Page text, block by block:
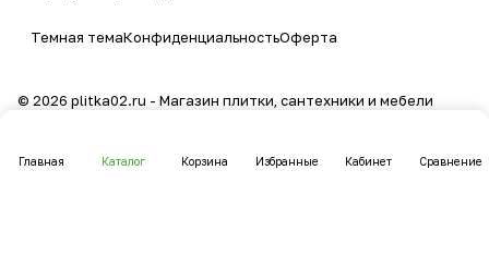
Главная Каталог Корзина Избранные Кабинет Сравнение
Темная темаКонфиденциальностьОферта
© 2026 plitka02.ru - Магазин плитки, сантехники и мебели